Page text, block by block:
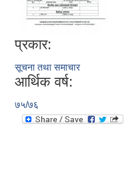
प्रकार:
सूचना तथा समाचार
आर्थिक वर्ष:
७५/७६